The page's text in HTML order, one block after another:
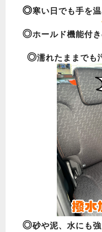
◎寒い日でも手を
◎ホールド機能付
◎濡れたままでも
◎砂や泥、水にも